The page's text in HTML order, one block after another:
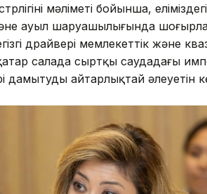
мәліметі бойынша,
ауыл шаруашылығында
драйвері мемлекеттік және
салада сыртқы саудадағы
дамытудың айтарлықтай әлеуетін